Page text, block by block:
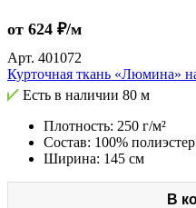
от 624 ₽/м
Арт. 401072
Курточная ткань «Люмина»
Есть в наличии 80 м
Плотность: 250 г/м²
Состав: 100% полиэстер
Ширина: 145 см
В